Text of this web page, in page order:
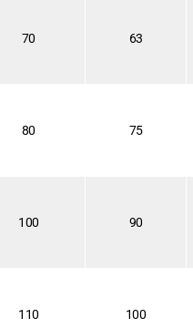
70 63
80 75
100 90
110 100